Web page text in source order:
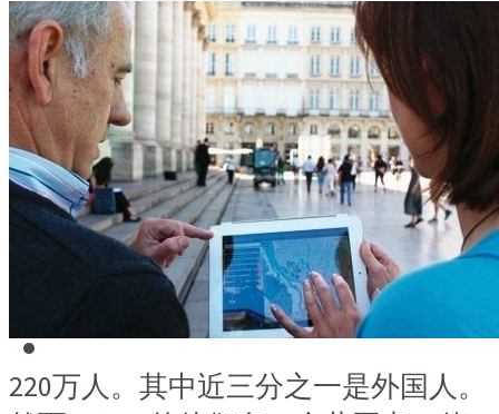
搜索文章
搜索文章 搜索
澳大利亚-新西兰
日本清酒
搜索文章
搜索文章
220万人。其中近三分之一是外国人。